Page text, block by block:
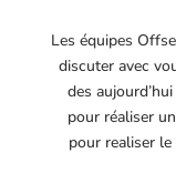
Les équipes
discuter avec
des
pour réaliser
pour realiser